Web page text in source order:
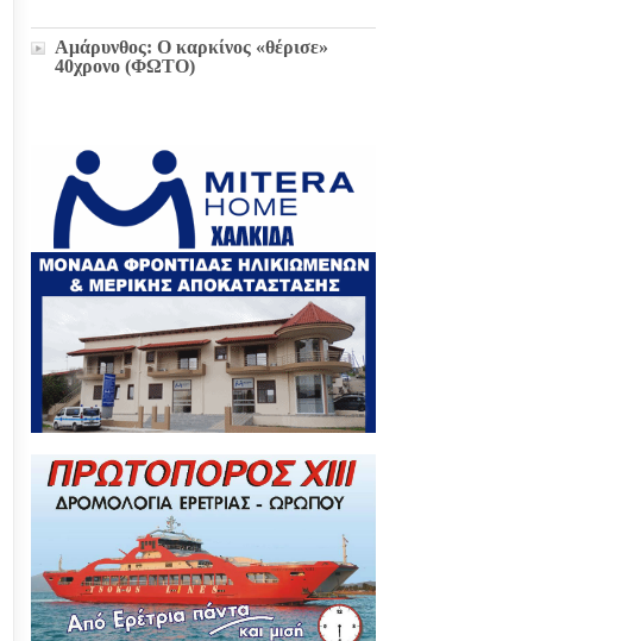
Αμάρυνθος: Ο καρκίνος «θέρισε»
40χρονο (ΦΩΤΟ)
παρελθόν και μέλλον / Αποκλειστικά
στο EviaZoom.gr: Η ένορκη κατάθεση
πρώην Εισαγγελέα Χαλκίδας:
«Διεφθαρμένοι στη Χαλκίδα όλοι οι
διοικούντες δημόσιοι λειτουργοί...»
(ΕΓΓΡΑΦΑ)
Μετά την Χαλκίδα έμεινε χωρίς νερό
και το Βασιλικό λόγω ξανά νέας
έκτακτης βλάβης...
Ζωή Κωνσταντοπούλου για σκάνδαλο
υποκλοπών: «Να κληθεί ο Εισαγγελέας
του Αρείου Πάγου Κ. Τζαβέλλας στην
Επιτροπή Θεσμών και Διαφάνειας της
Βουλής»
Τουρκικά ΜΜΕ: Συναγερμός και
τρόμος σε Ελλάδα και Ισραήλ για τον
νέο Τουρκικό υπερσύχρονο βαλιστικό
πύραυλο με βεληνεκές 6.000 χιλιομέτρα
(ΦΩΤΟ & ΒΙΝΤΕΟ)